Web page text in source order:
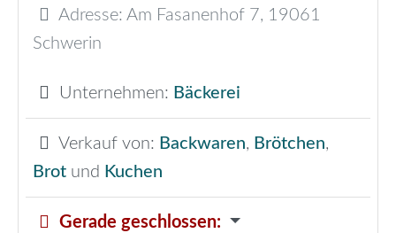
Adresse: Am Fasanenhof 7, 19061
Schwerin
Unternehmen: Bäckerei
Verkauf von: Backwaren, Brötchen,
Brot und Kuchen
Gerade geschlossen: